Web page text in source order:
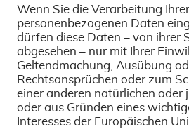
Wenn Sie die Verarbeitung Ihrer
personenbezogenen Daten
dürfen diese Daten – von ihrer
abgesehen – nur mit Ihrer
Geltendmachung, Ausübung
Rechtsansprüchen oder zum
einer anderen natürlichen oder
oder aus Gründen eines
Interesses der Europäischen